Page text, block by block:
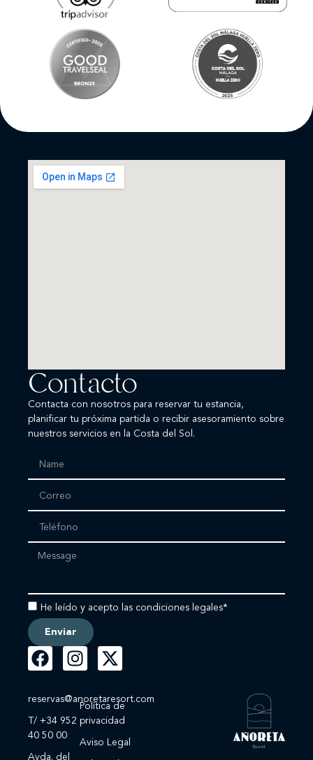
Contacto
Contacta con nosotros para reservar tu estancia,
planificar tu próxima partida o recibir asesoramiento sobre
nuestros servicios en la Costa del Sol.
He leído y acepto las condiciones legales*
Enviar
reservas@anoretaresort.com
T/ +34 952
40 50 00
Avda. del
Política de
privacidad
Aviso Legal